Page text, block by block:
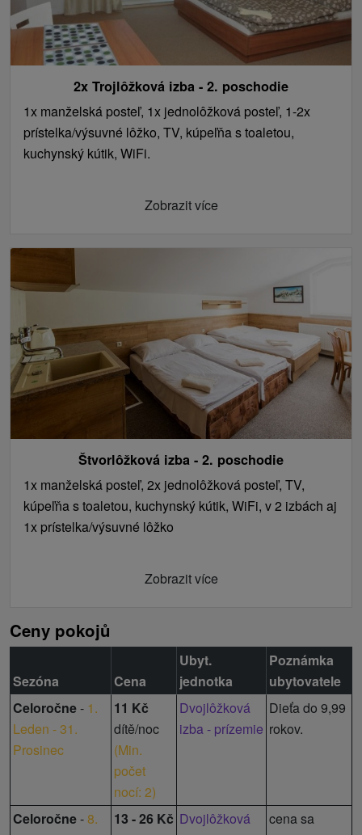
2x Trojlôžková izba - 2. poschodie
1x manželská posteľ, 1x jednolôžková posteľ, 1-2x
prístelka/výsuvné lôžko, TV, kúpeľňa s toaletou,
kuchynský kútik, WiFi.
Zobrazit více
Štvorlôžková izba - 2. poschodie
1x manželská posteľ, 2x jednolôžková posteľ, TV,
kúpeľňa s toaletou, kuchynský kútik, WiFi, v 2 izbách aj
1x prístelka/výsuvné lôžko
Zobrazit více
Ceny pokojů
Sezóna Cena
Ubyt.
jednotka
Poznámka
ubytovatele
Celoročne- 1.
Leden - 31.
Prosinec
11 Kč
dítě/noc
(Min.
počet
nocí: 2)
Dvojlôžková
izba - prízemie
Dieťa do 9,99
rokov.
Celoročne-8.
13 - 26 Kč Dvojlôžková
cena sa